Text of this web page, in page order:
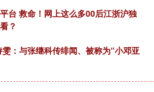
台 救命！网上这么多00后江浙沪独
？
：与张继科传绯闻、被称为“小邓亚